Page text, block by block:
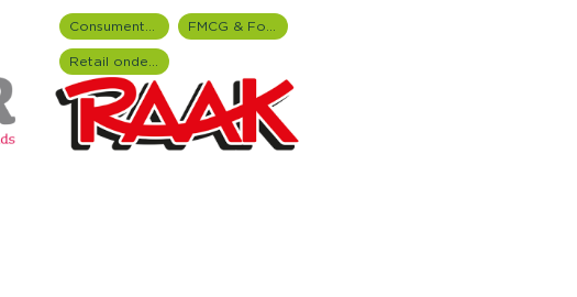
Consumentenonderzoek FMCG & Food branche
Retail onderzoek